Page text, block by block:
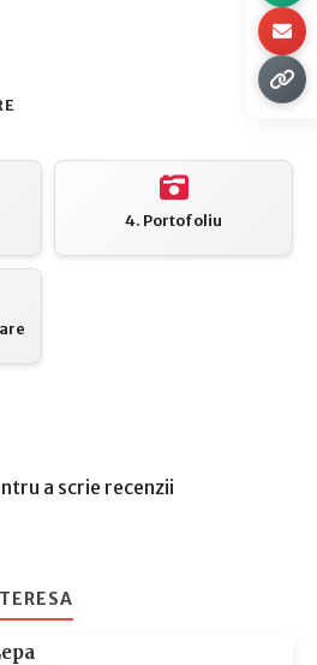
4. Portofoliu
a scrie recenzii